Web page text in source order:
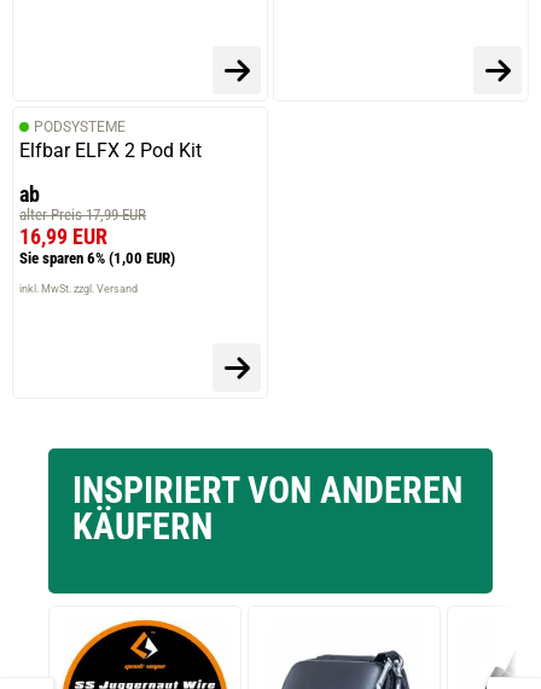
PODSYSTEME
Elfbar ELFX 2 Pod Kit
ab
alter Preis 17,99 EUR
16,99 EUR
Sie sparen 6% (1,00 EUR)
inkl. MwSt. zzgl. Versand
INSPIRIERT VON ANDEREN
KÄUFERN